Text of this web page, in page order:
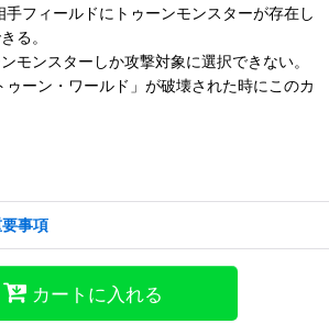
フィールドにトゥーンモンスターが存在し
る。
モンスターしか攻撃対象に選択できない。
ーン・ワールド」が破壊された時にこのカ
事項
カートに入れる